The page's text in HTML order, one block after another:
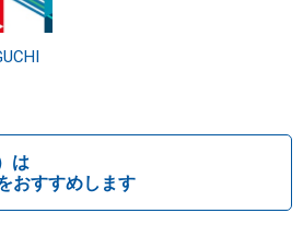
は
おすすめします